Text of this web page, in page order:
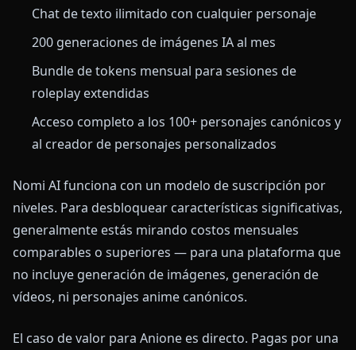
Chat de texto ilimitado con cualquier personaje
200 generaciones de imágenes IA al mes
Bundle de tokens mensual para sesiones de
roleplay extendidas
Acceso completo a los 100+ personajes canónicos y
al creador de personajes personalizados
Nomi AI funciona con un modelo de suscripción por
niveles. Para desbloquear características significativas,
generalmente estás mirando costos mensuales
comparables o superiores — para una plataforma que
no incluye generación de imágenes, generación de
vídeos, ni personajes anime canónicos.
El caso de valor para Anione es directo. Pagas por una